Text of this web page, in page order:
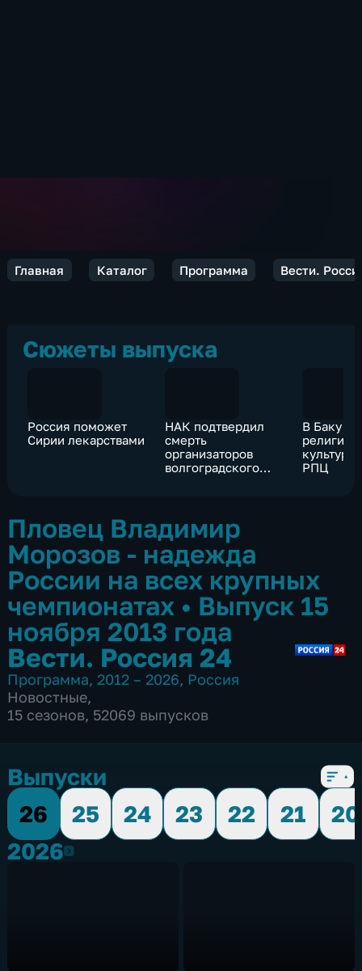
Главная Каталог Программа Вести.
Сюжеты выпуска
Россия поможет
Сирии лекарствами
НАК подтвердил
смерть
организаторов
волгоградского
В Баку
РПЦ
Пловец Владимир
Морозов - надежда
России на всех крупных
чемпионатах • Выпуск 15
ноября 2013 года
Вести. Россия 24
Программа, 2012 – 2026, Россия
Новостные,
15 сезонов, 52069 выпусков
Выпуски
26
25 24 23 22 21
20
20262026